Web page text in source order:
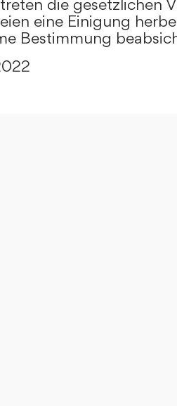
die gesetzlichen
eine Einigung
Bestimmung